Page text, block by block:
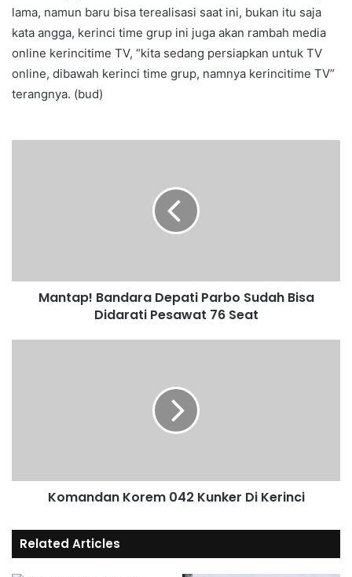
lama, namun baru bisa terealisasi saat ini, bukan itu saja
kata angga, kerinci time grup ini juga akan rambah media
online kerincitime TV, “kita sedang persiapkan untuk TV
online, dibawah kerinci time grup, namnya kerincitime TV”
terangnya. (bud)
Mantap! Bandara Depati Parbo Sudah Bisa
Didarati Pesawat 76 Seat
Komandan Korem 042 Kunker Di Kerinci
Related Articles